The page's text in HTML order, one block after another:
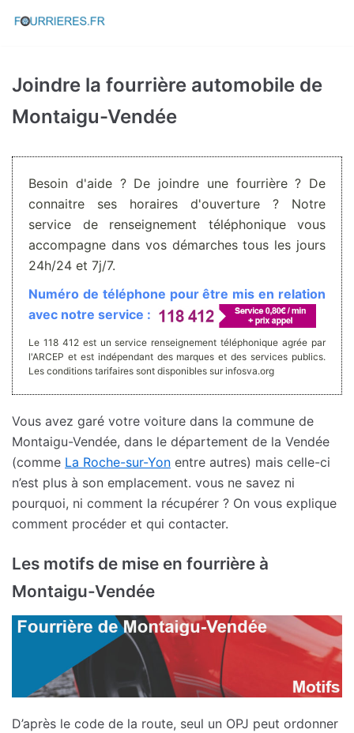
Aller
Joindre la fourrière automobile de
Montaigu-Vendée
Besoin d'aide ? De joindre une fourrière ? De
connaitre ses horaires d'ouverture ? Notre
service de renseignement téléphonique vous
accompagne dans vos démarches tous les jours
24h/24 et 7j/7.
Numéro de téléphone pour être mis en relation
avec notre service :
Le 118 412 est un service renseignement téléphonique agrée par
l'ARCEP et est indépendant des marques et des services publics.
Les conditions tarifaires sont disponibles sur infosva.org
Vous avez garé votre voiture dans la commune de
Montaigu-Vendée, dans le département de la Vendée
(comme La Roche-sur-Yon entre autres) mais celle-ci
n’est plus à son emplacement. vous ne savez ni
pourquoi, ni comment la récupérer ? On vous explique
comment procéder et qui contacter.
Les motifs de mise en fourrière à
Montaigu-Vendée
D’après le code de la route, seul un OPJ peut ordonner